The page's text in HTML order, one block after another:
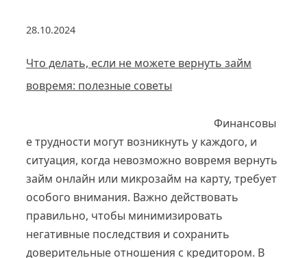
28.10.2024
Что делать, если не можете вернуть займ
вовремя: полезные советы
Финансовы
е трудности могут возникнуть у каждого, и
ситуация, когда невозможно вовремя вернуть
займ онлайн или микрозайм на карту, требует
особого внимания. Важно действовать
правильно, чтобы минимизировать
негативные последствия и сохранить
доверительные отношения с кредитором. В